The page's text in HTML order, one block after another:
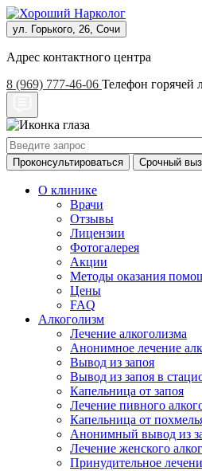
ул. Горького, 26, Сочи
Адрес контактного центра
8 (969) 777-46-06 Телефон горячей
Проконсультироваться Срочный
О клинике
Врачи
Отзывы
Лицензии
Фотогалерея
Акции
Методы оказания
Цены
FAQ
Алкоголизм
Лечение алкоголизма
Анонимное лечение
Вывод из запоя
Вывод из запоя в
Капельница от запоя
Лечение пивного
Капельница от
Анонимный вывод из
Лечение женского
Принудительное